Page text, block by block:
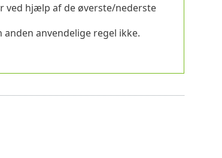
ved hjælp af de øverste/nederste
anvendelige regel ikke.